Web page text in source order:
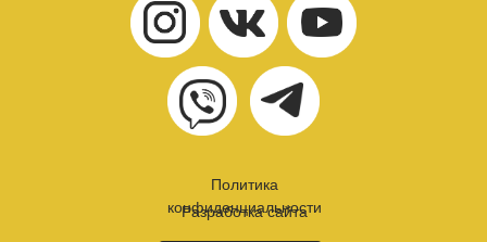
Политика
конфиденциальности
Разработка сайта